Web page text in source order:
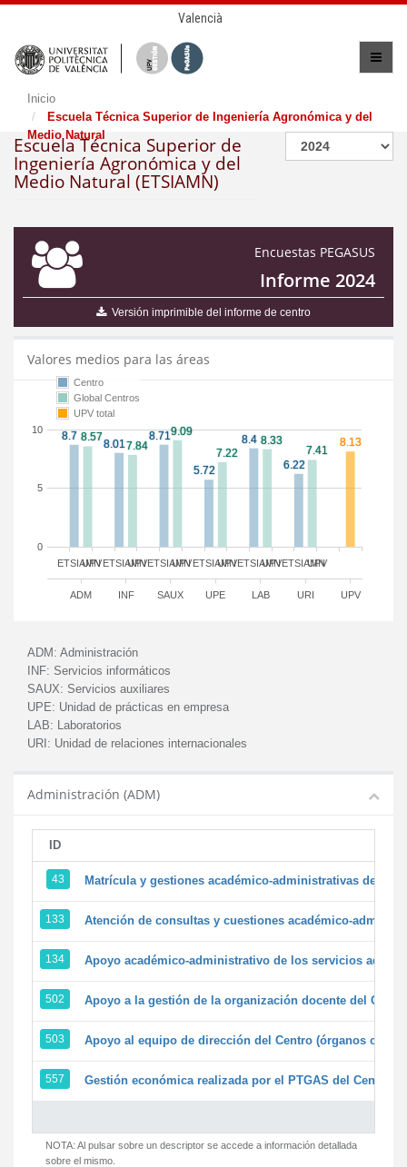
Valencià
Inicio
Escuela Técnica Superior de Ingeniería Agronómica y del
Medio Natural
Escuela Técnica Superior de
Ingeniería Agronómica y del
Medio Natural (ETSIAMN)
Encuestas PEGASUS
Informe 2024
Versión imprimible del informe de centro
Valores medios para las áreas
ETSIAMN ETSIAMNETSIAMN ETSIAMNETSIAMNETSIAMN
UPV UPV UPV UPV UPV UPV
ADM INF SAUX UPE LAB URI UPV
0
5
10
Centro
Global Centros
UPV total
ADM: Administración
INF: Servicios informáticos
SAUX: Servicios auxiliares
UPE: Unidad de prácticas en empresa
LAB: Laboratorios
URI: Unidad de relaciones internacionales
Administración (ADM)
ID
43 Matrícula y gestiones académico-administrativas de la
133 Atención de consultas y cuestiones académico-
134 Apoyo académico-administrativo de los servicios
502 Apoyo a la gestión de la organización docente del
503 Apoyo al equipo de dirección del Centro (órganos
557 Gestión económica realizada por el PTGAS del Centro
NOTA: Al pulsar sobre un descriptor se accede a información detallada
sobre el mismo.